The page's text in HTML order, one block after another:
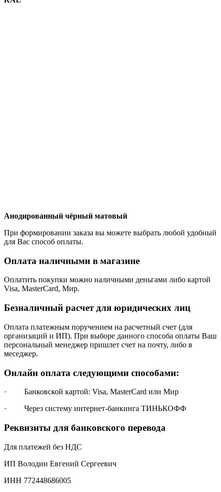
Анодированный чёрный матовый
При формировании заказа вы можете выбрать любой удобный
для Вас способ оплаты.
Оплата наличными в магазине
Оплатить покупки можно наличными деньгами либо картой
Visa, MasterCard, Мир.
Безналичный расчет для юридических лиц
Оплата платежным поручением на расчетный счет (для
организаций и ИП). При выборе данного способа оплаты Ваш
персональный менеджер пришлет счет на почту, либо в
меседжер.
Онлайн оплата следующими способами:
· Банковской картой: Visa, MasterCard или Мир
· Через систему интернет-банкинга ТИНЬКОФФ
Реквизиты для банковского перевода
Для платежей без НДС
ИП Володин Евгений Сергеевич
ИНН 772448686005